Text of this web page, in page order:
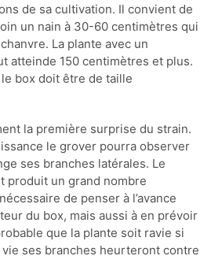
de sa cultivation. Il convient de
un nain à 30-60 centimètres qui
La plante avec un
atteinde 150 centimètres et plus.
box doit être de taille
la première surprise du strain.
le grover pourra observer
ses branches latérales. Le
produit un grand nombre
de penser à l’avance
du box, mais aussi à en prévoir
que la plante soit ravie si
ses branches heurteront contre